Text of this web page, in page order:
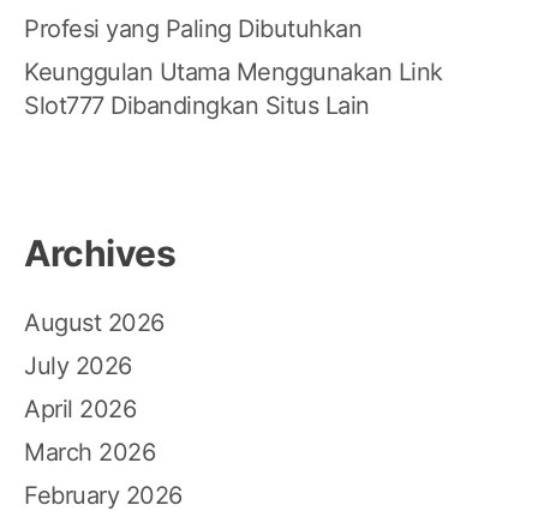
Profesi yang Paling Dibutuhkan
Keunggulan Utama Menggunakan Link
Slot777 Dibandingkan Situs Lain
Archives
August 2026
July 2026
April 2026
March 2026
February 2026